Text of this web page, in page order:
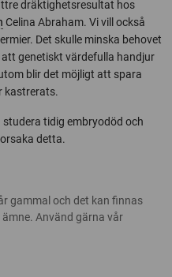
dräktighetsresultat hos
Celina Abraham. Vi vill också
Det skulle minska behovet
genetiskt värdefulla handjur
blir det möjligt att spara
kastrerats.
tidig embryodöd och
detta.
gammal och det kan finnas
Använd gärna vår